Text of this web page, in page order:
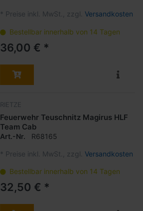
* Preise inkl. MwSt., zzgl. Versandkosten
Bestellbar innerhalb von 14 Tagen
36,00 € *
RIETZE
Feuerwehr Teuschnitz Magirus HLF
Team Cab
Art.-Nr. R68165
* Preise inkl. MwSt., zzgl. Versandkosten
Bestellbar innerhalb von 14 Tagen
32,50 € *